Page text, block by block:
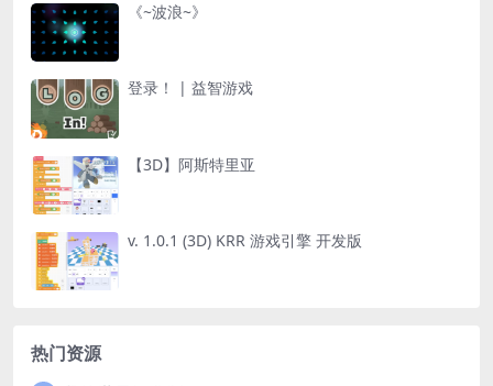
《~波浪~》
登录！ | 益智游戏
【3D】阿斯特里亚
v. 1.0.1 (3D) KRR 游戏引擎 开发版
热门资源